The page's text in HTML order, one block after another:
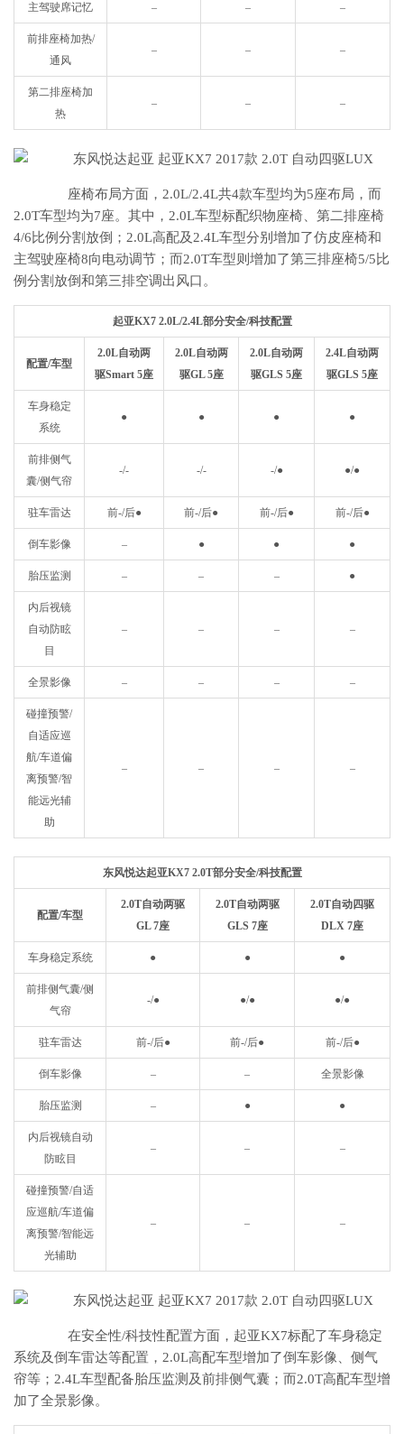
主驾驶席记忆 – – –
前排座椅加热/
通风
– – –
第二排座椅加
热
– – –
座椅布局方面，2.0L/2.4L共4款车型均为5座布局，而
2.0T车型均为7座。其中，2.0L车型标配织物座椅、第二排座椅
4/6比例分割放倒；2.0L高配及2.4L车型分别增加了仿皮座椅和
主驾驶座椅8向电动调节；而2.0T车型则增加了第三排座椅5/5比
例分割放倒和第三排空调出风口。
起亚KX7 2.0L/2.4L部分安全/科技配置
配置/车型
2.0L自动两
驱Smart 5座
2.0L自动两
驱GL 5座
2.0L自动两
驱GLS 5座
2.4L自动两
驱GLS 5座
车身稳定
系统
● ● ● ●
前排侧气
囊/侧气帘
-/- -/- -/● ●/●
驻车雷达 前-/后● 前-/后● 前-/后● 前-/后●
倒车影像 – ● ● ●
胎压监测 – – – ●
内后视镜
自动防眩
目
– – – –
全景影像 – – – –
碰撞预警/
自适应巡
航/车道偏
离预警/智
能远光辅
助
– – – –
东风悦达起亚KX7 2.0T部分安全/科技配置
配置/车型
2.0T自动两驱
GL 7座
2.0T自动两驱
GLS 7座
2.0T自动四驱
DLX 7座
车身稳定系统 ● ● ●
前排侧气囊/侧
气帘
-/● ●/● ●/●
驻车雷达 前-/后● 前-/后● 前-/后●
倒车影像 – – 全景影像
胎压监测 – ● ●
内后视镜自动
防眩目
– – –
碰撞预警/自适
应巡航/车道偏
离预警/智能远
光辅助
– – –
在安全性/科技性配置方面，起亚KX7标配了车身稳定
系统及倒车雷达等配置，2.0L高配车型增加了倒车影像、侧气
帘等；2.4L车型配备胎压监测及前排侧气囊；而2.0T高配车型增
加了全景影像。